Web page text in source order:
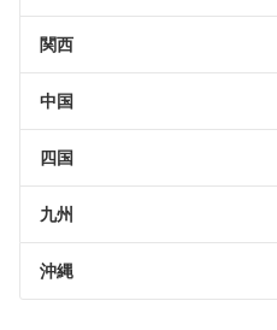
関西
中国
四国
九州
沖縄